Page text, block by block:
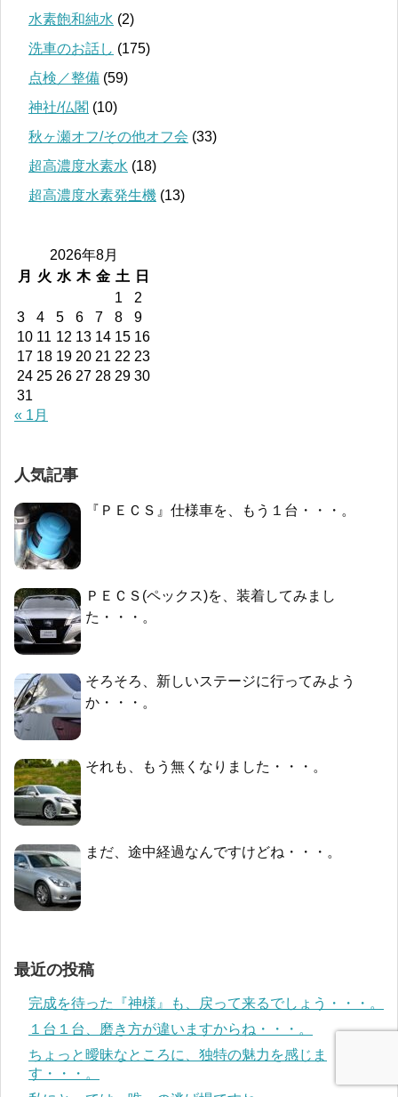
水素飽和純水 (2)
洗車のお話し (175)
点検／整備 (59)
神社/仏閣 (10)
秋ヶ瀬オフ/その他オフ会 (33)
超高濃度水素水 (18)
超高濃度水素発生機 (13)
2026年8月
月
火 水 木 金 土
日
1
2
3
4 5 6 7 8
9
10 11 12 13 14 15 16
17 18 19 20 21 22 23
24 25 26 27 28 29 30
31
« 1月
人気記事
『ＰＥＣＳ』仕様車を、もう１台・・・。
ＰＥＣＳ(ペックス)を、装着してみまし
た・・・。
そろそろ、新しいステージに行ってみよう
か・・・。
それも、もう無くなりました・・・。
まだ、途中経過なんですけどね・・・。
最近の投稿
完成を待った『神様』も、戻って来るでしょう・・・。
１台１台、磨き方が違いますからね・・・。
ちょっと曖昧なところに、独特の魅力を感じま
す・・・。